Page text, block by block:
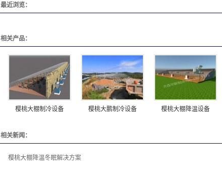
最近浏览：
相关产品：
樱桃大棚制冷设备 樱桃大鹏制冷设备 樱桃大棚降温设备
相关新闻：
樱桃大棚降温冬眠解决方案